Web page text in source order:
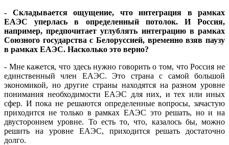
- Складывается ощущение, что интеграция в рамках
ЕАЭС уперлась в определенный потолок. И Россия,
например, предпочитает углублять интеграцию в рамках
Союзного государства с Белоруссией, временно взяв паузу
в рамках ЕАЭС. Насколько это верно?
- Мне кажется, что здесь нужно говорить о том, что Россия не
единственный член ЕАЭС. Это страна с самой большой
экономикой, но другие страны находятся на разном уровне
понимания необходимости ЕАЭС для них, и тех или иных
сфер. И пока не решаются определенные вопросы, зачастую
приходится не только в рамках ЕАЭС это решать, но и на
двустороннем уровне. То есть то, что, казалось бы, можно
решить на уровне ЕАЭС, приходится решать достаточно
долго.